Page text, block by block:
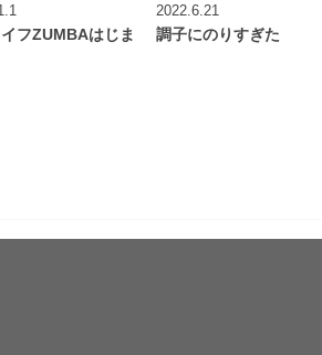
フZUMBAはじま
2022.6.21
調子にのりすぎた